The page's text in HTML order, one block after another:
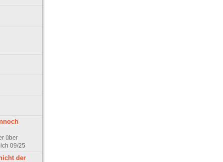
über
09/25
der